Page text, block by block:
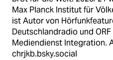
Max Planck Institut für
ist Autor von
Deutschlandradio und
Mediendienst Integration.
chrjkb.bsky.social